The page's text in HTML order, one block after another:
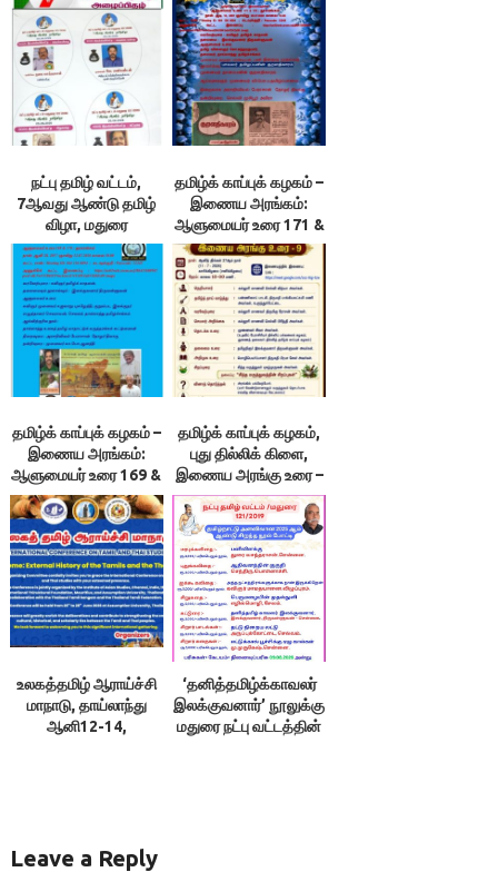
நட்பு தமிழ் வட்டம்,
7ஆவது ஆண்டு தமிழ்
விழா, மதுரை
தமிழ்க் காப்புக் கழகம் –
இணைய அரங்கம்:
ஆளுமையர் உரை 171 &
172 ; நூலரங்கம்
தமிழ்க் காப்புக் கழகம் –
இணைய அரங்கம்:
ஆளுமையர் உரை 169 &
170 ; நூலரங்கம்
தமிழ்க் காப்புக் கழகம்,
புது தில்லிக் கிளை,
இணைய அரங்கு உரை –
9
உலகத்தமிழ் ஆராய்ச்சி
மாநாடு, தாய்லாந்து
ஆனி12-14,
‘தனித்தமிழ்க்காவலர்
இலக்குவனார்’ நூலுக்கு
மதுரை நட்பு வட்டத்தின்
Leave a Reply